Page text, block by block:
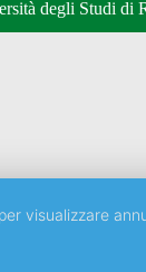
degli Studi di
visualizzare